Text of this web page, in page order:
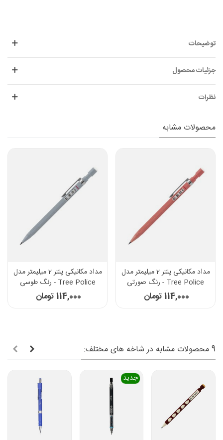
توضیحات
جزئیات محصول
نظرات
محصولات مشابه
مداد مکانیکی پنتر 2 میلیمتر مدل
Tree Police - رنگ صورتی
114,000 تومان
مداد مکانیکی پنتر 2 میلیمتر مدل
Tree Police - رنگ طوسی
114,000 تومان
9 محصولات مشابه در شاخه های مختلف:
جدید